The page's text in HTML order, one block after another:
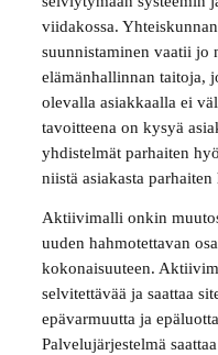
viidakossa.
suunnistaminen vaatii jo
elämänhallinnan taitoja,
olevalla asiakkaalla ei
tavoitteena on kysyä
yhdistelmät parhaiten
niistä asiakasta
Aktiivimalli onkin
uuden hahmotettavan
kokonaisuuteen.
selvitettävää ja saattaa
epävarmuutta ja
Palvelujärjestelmä